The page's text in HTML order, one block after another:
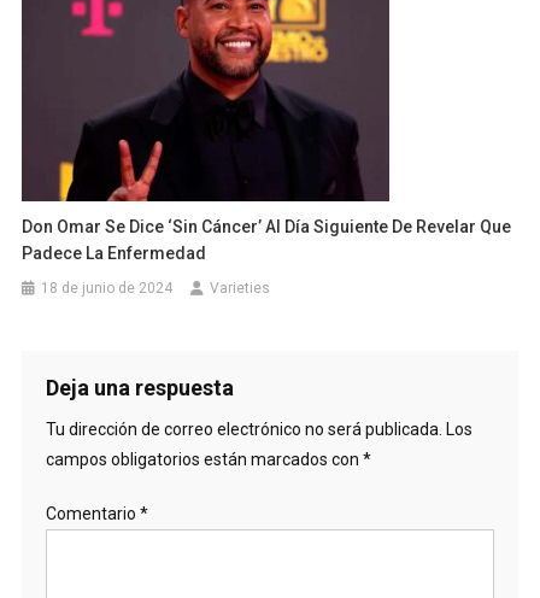
Don Omar Se Dice ‘sin Cáncer’ Al Día Siguiente De Revelar Que
Padece La Enfermedad
18 de junio de 2024 Varieties
Deja una respuesta
Tu dirección de correo electrónico no será publicada. Los
campos obligatorios están marcados con *
Comentario *